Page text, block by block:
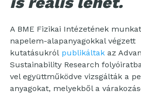
A BME Fizikai Intézetének
napelem-alapanyagokkal végzett
kutatásukról publikáltak az
Sustainability Research
vel együttműködve vizsgálták a
anyagokat, melyekből a